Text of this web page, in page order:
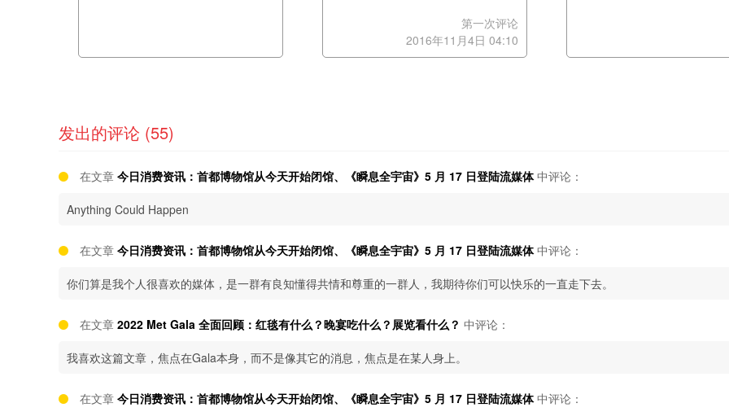
第一次评论
2016年11月4日 04:10
发出的评论 (55)
在文章 今日消费资讯：首都博物馆从今天开始闭馆、《瞬息全宇宙》5 月 17 日登陆流媒体中评论：
Anything Could Happen
在文章 今日消费资讯：首都博物馆从今天开始闭馆、《瞬息全宇宙》5 月 17 日登陆流媒体中评论：
你们算是我个人很喜欢的媒体，是一群有良知懂得共情和尊重的一群人，我期待你们可以快乐的一直走下去。
在文章 2022 Met Gala 全面回顾：红毯有什么？晚宴吃什么？展览看什么？ 中评论：
我喜欢这篇文章，焦点在Gala本身，而不是像其它的消息，焦点是在某人身上。
在文章 今日消费资讯：首都博物馆从今天开始闭馆、《瞬息全宇宙》5 月 17 日登陆流媒体中评论：